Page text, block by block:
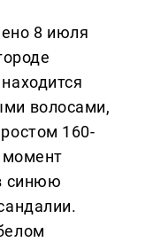
8 июля
волосами,
160-
момент
синюю